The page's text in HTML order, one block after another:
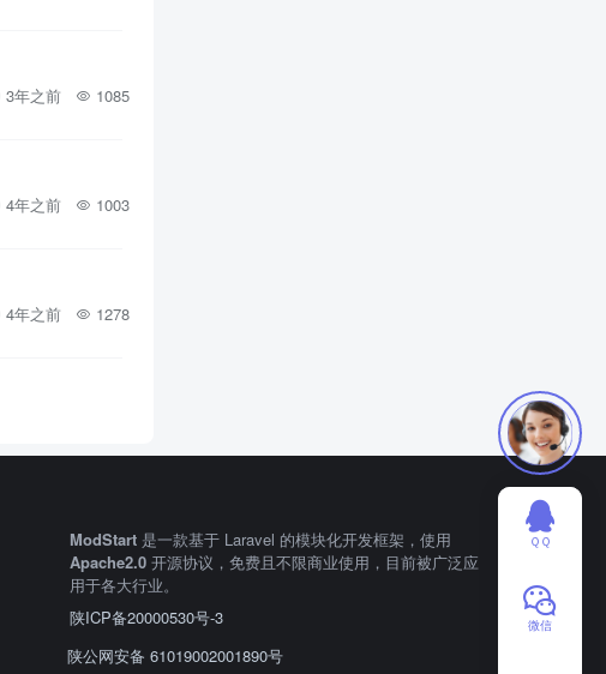
3年之前 1085
4年之前 1003
4年之前 1278
ModStart 是一款基于 Laravel 的模块化开发框架，使用
Apache2.0 开源协议，免费且不限商业使用，目前被广泛应
用于各大行业。
陕ICP备20000530号-3
陕公网安备 61019002001890号
ＱＱ
微信